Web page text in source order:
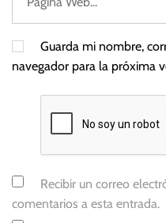
Guarda mi nombre,
navegador para la próxima
Recibir un correo
comentarios a esta entrada.